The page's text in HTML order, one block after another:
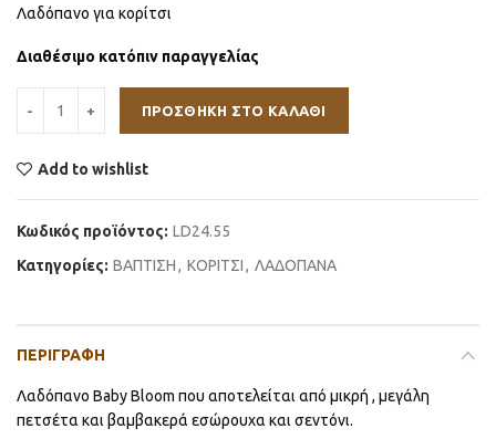
Λαδόπανο για κορίτσι
Διαθέσιμο κατόπιν παραγγελίας
ΠΡΟΣΘΉΚΗ ΣΤΟ ΚΑΛΆΘΙ
Add to wishlist
Κωδικός προϊόντος: LD24.55
Κατηγορίες: ΒΑΠΤΙΣΗ, ΚΟΡΙΤΣΙ, ΛΑΔΟΠΑΝΑ
ΠΕΡΙΓΡΑΦΉ
Λαδόπανο Baby Bloom που αποτελείται από μικρή , μεγάλη
πετσέτα και βαμβακερά εσώρουχα και σεντόνι.